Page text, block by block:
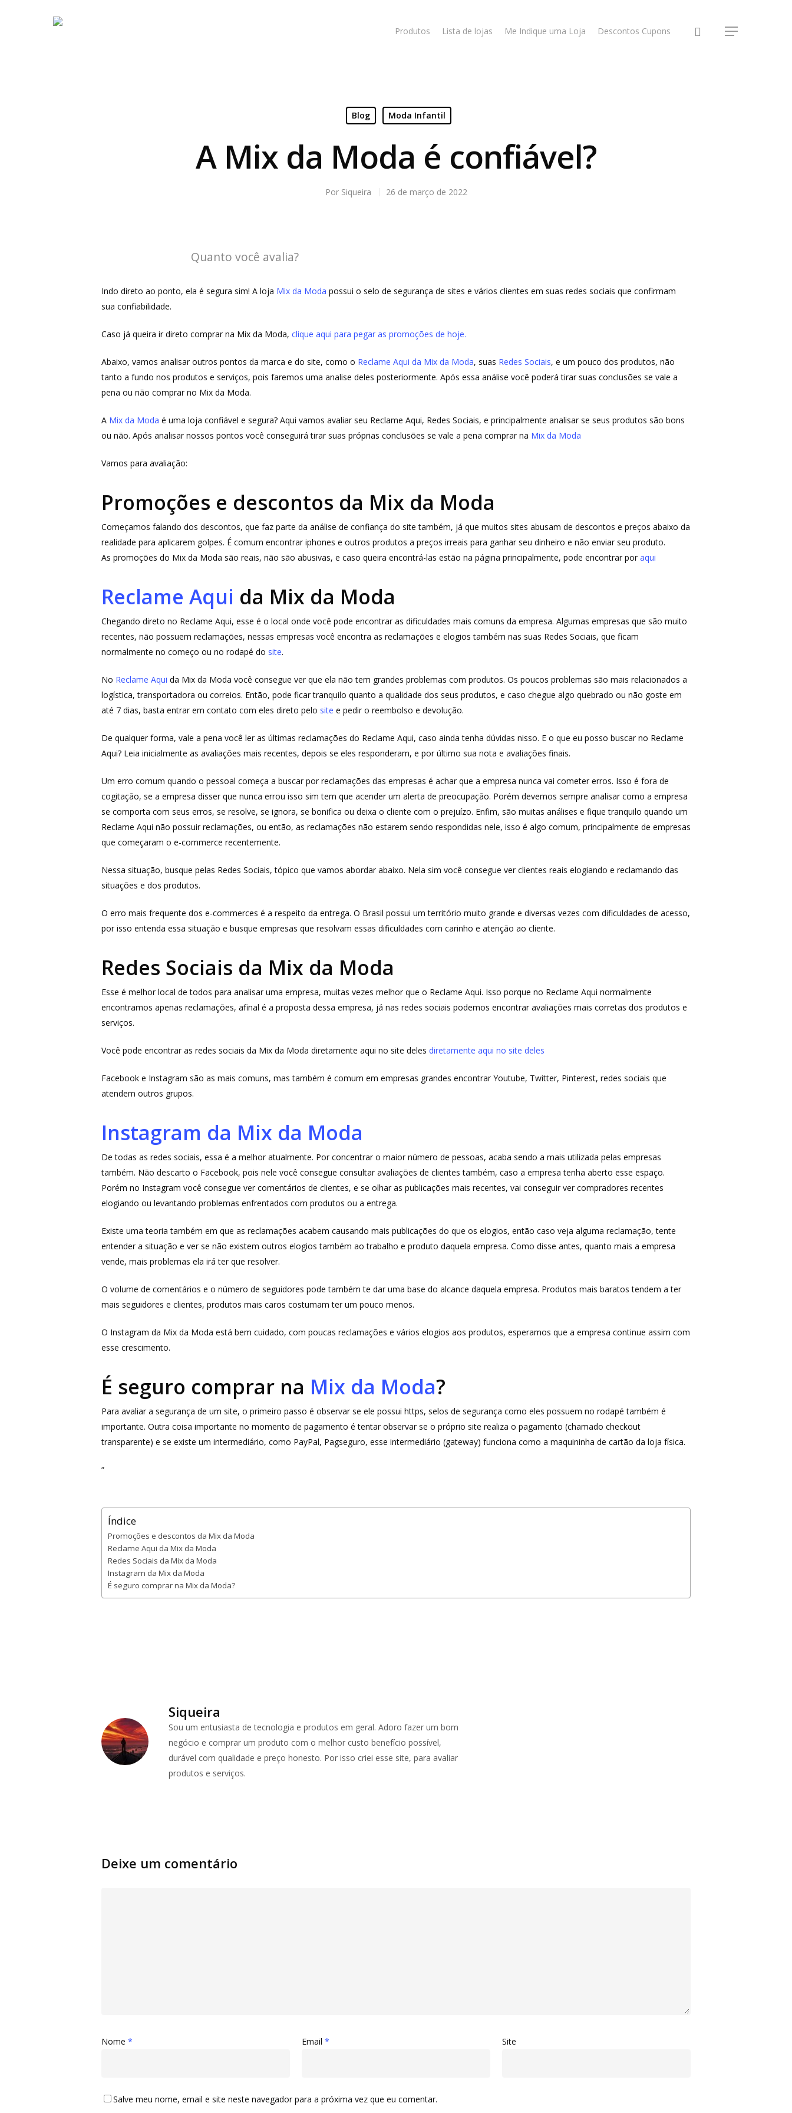
Aperte ENTER para buscar ou ESC para fechar
Produtos Lista de lojas Me Indique uma Loja Descontos Cupons
Blog Moda Infantil
A Mix da Moda é confiável?
Por Siqueira 26 de março de 2022
Quanto você avalia?
Indo direto ao ponto, ela é segura sim! A loja Mix da Moda possui o selo de segurança de sites e vários clientes em suas redes sociais que confirmam
sua confiabilidade.
Caso já queira ir direto comprar na Mix da Moda, clique aqui para pegar as promoções de hoje.
Abaixo, vamos analisar outros pontos da marca e do site, como o Reclame Aqui da Mix da Moda, suas Redes Sociais, e um pouco dos produtos, não
tanto a fundo nos produtos e serviços, pois faremos uma analise deles posteriormente. Após essa análise você poderá tirar suas conclusões se vale a
pena ou não comprar no Mix da Moda.
A Mix da Moda é uma loja confiável e segura? Aqui vamos avaliar seu Reclame Aqui, Redes Sociais, e principalmente analisar se seus produtos são bons
ou não. Após analisar nossos pontos você conseguirá tirar suas próprias conclusões se vale a pena comprar na Mix da Moda
Vamos para avaliação:
Promoções e descontos da Mix da Moda
Começamos falando dos descontos, que faz parte da análise de confiança do site também, já que muitos sites abusam de descontos e preços abaixo da
realidade para aplicarem golpes. É comum encontrar iphones e outros produtos a preços irreais para ganhar seu dinheiro e não enviar seu produto.
As promoções do Mix da Moda são reais, não são abusivas, e caso queira encontrá-las estão na página principalmente, pode encontrar por aqui
Reclame Aqui da Mix da Moda
Chegando direto no Reclame Aqui, esse é o local onde você pode encontrar as dificuldades mais comuns da empresa. Algumas empresas que são muito
recentes, não possuem reclamações, nessas empresas você encontra as reclamações e elogios também nas suas Redes Sociais, que ficam
normalmente no começo ou no rodapé do site.
No Reclame Aqui da Mix da Moda você consegue ver que ela não tem grandes problemas com produtos. Os poucos problemas são mais relacionados a
logística, transportadora ou correios. Então, pode ficar tranquilo quanto a qualidade dos seus produtos, e caso chegue algo quebrado ou não goste em
até 7 dias, basta entrar em contato com eles direto pelo site e pedir o reembolso e devolução.
De qualquer forma, vale a pena você ler as últimas reclamações do Reclame Aqui, caso ainda tenha dúvidas nisso. E o que eu posso buscar no Reclame
Aqui? Leia inicialmente as avaliações mais recentes, depois se eles responderam, e por último sua nota e avaliações finais.
Um erro comum quando o pessoal começa a buscar por reclamações das empresas é achar que a empresa nunca vai cometer erros. Isso é fora de
cogitação, se a empresa disser que nunca errou isso sim tem que acender um alerta de preocupação. Porém devemos sempre analisar como a empresa
se comporta com seus erros, se resolve, se ignora, se bonifica ou deixa o cliente com o prejuízo. Enfim, são muitas análises e fique tranquilo quando um
Reclame Aqui não possuir reclamações, ou então, as reclamações não estarem sendo respondidas nele, isso é algo comum, principalmente de empresas
que começaram o e-commerce recentemente.
Nessa situação, busque pelas Redes Sociais, tópico que vamos abordar abaixo. Nela sim você consegue ver clientes reais elogiando e reclamando das
situações e dos produtos.
O erro mais frequente dos e-commerces é a respeito da entrega. O Brasil possui um território muito grande e diversas vezes com dificuldades de acesso,
por isso entenda essa situação e busque empresas que resolvam essas dificuldades com carinho e atenção ao cliente.
Redes Sociais da Mix da Moda
Esse é melhor local de todos para analisar uma empresa, muitas vezes melhor que o Reclame Aqui. Isso porque no Reclame Aqui normalmente
encontramos apenas reclamações, afinal é a proposta dessa empresa, já nas redes sociais podemos encontrar avaliações mais corretas dos produtos e
serviços.
Você pode encontrar as redes sociais da Mix da Moda diretamente aqui no site deles diretamente aqui no site deles
Facebook e Instagram são as mais comuns, mas também é comum em empresas grandes encontrar Youtube, Twitter, Pinterest, redes sociais que
atendem outros grupos.
Instagram da Mix da Moda
De todas as redes sociais, essa é a melhor atualmente. Por concentrar o maior número de pessoas, acaba sendo a mais utilizada pelas empresas
também. Não descarto o Facebook, pois nele você consegue consultar avaliações de clientes também, caso a empresa tenha aberto esse espaço.
Porém no Instagram você consegue ver comentários de clientes, e se olhar as publicações mais recentes, vai conseguir ver compradores recentes
elogiando ou levantando problemas enfrentados com produtos ou a entrega.
Existe uma teoria também em que as reclamações acabem causando mais publicações do que os elogios, então caso veja alguma reclamação, tente
entender a situação e ver se não existem outros elogios também ao trabalho e produto daquela empresa. Como disse antes, quanto mais a empresa
vende, mais problemas ela irá ter que resolver.
O volume de comentários e o número de seguidores pode também te dar uma base do alcance daquela empresa. Produtos mais baratos tendem a ter
mais seguidores e clientes, produtos mais caros costumam ter um pouco menos.
O Instagram da Mix da Moda está bem cuidado, com poucas reclamações e vários elogios aos produtos, esperamos que a empresa continue assim com
esse crescimento.
É seguro comprar na Mix da Moda?
Para avaliar a segurança de um site, o primeiro passo é observar se ele possui https, selos de segurança como eles possuem no rodapé também é
importante. Outra coisa importante no momento de pagamento é tentar observar se o próprio site realiza o pagamento (chamado checkout
transparente) e se existe um intermediário, como PayPal, Pagseguro, esse intermediário (gateway) funciona como a maquininha de cartão da loja física.
“
Índice
Promoções e descontos da Mix da Moda
Reclame Aqui da Mix da Moda
Redes Sociais da Mix da Moda
Instagram da Mix da Moda
É seguro comprar na Mix da Moda?
Siqueira
Sou um entusiasta de tecnologia e produtos em geral. Adoro fazer um bom
negócio e comprar um produto com o melhor custo benefício possível,
durável com qualidade e preço honesto. Por isso criei esse site, para avaliar
produtos e serviços.
Deixe um comentário
Nome * Email * Site
Salve meu nome, email e site neste navegador para a próxima vez que eu comentar.
MindsUp